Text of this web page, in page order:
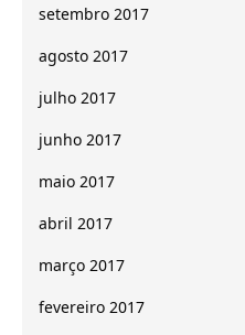
setembro 2017
agosto 2017
julho 2017
junho 2017
maio 2017
abril 2017
março 2017
fevereiro 2017